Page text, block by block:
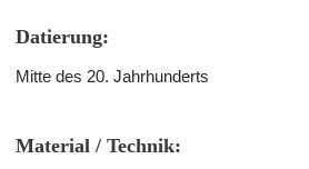
Datierung:
Mitte des 20. Jahrhunderts
Material / Technik: